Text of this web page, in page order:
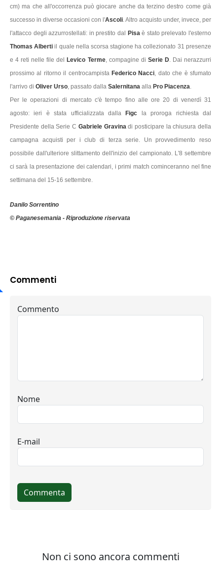
cm) ma che all'occorrenza può giocare anche da terzino destro come già
successo in diverse occasioni con l'Ascoli . Altro acquisto under, invece, per
l'attacco degli azzurrostellati: in prestito dal Pisaè stato prelevato l'esterno
Thomas Alberti il quale nella scorsa stagione ha collezionato 31 presenze
e 4 reti nelle file delLevico Terme, compagine di Serie D. Dai nerazzurri
prossimo al ritorno il centrocampista Federico Nacci , dato che è sfumato
l'arrivo di Oliver Urso , passato dalla Salernitana alla Pro Piacenza
Per le operazioni di mercato c'è tempo fino alle ore 20 di venerdì 31
agosto: ieri è stata ufficializzata dallaFigc la proroga richiesta dal
Presidente della Serie C Gabriele Gravinadi posticipare la chiusura della
campagna acquisti per i club di terza serie. Un provvedimento reso
possibile dall'ulteriore slittamento dell'inizio del campionato. L'8 settembre
ci sarà la presentazione dei calendari, i primi match cominceranno nel fine
settimana del 15-16 settembre.
Danilo Sorrentino
© Paganesemania - Riproduzione riservata
Commenti